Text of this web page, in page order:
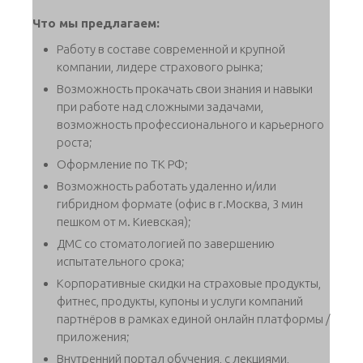
Что мы предлагаем:
Работу в составе современной и крупной
компании, лидере страхового рынка;
Возможность прокачать свои знания и навыки
при работе над сложными задачами,
возможность профессионального и карьерного
роста;
Оформление по ТК РФ;
Возможность работать удаленно и/или
гибридном формате (офис в г.Москва, 3 мин
пешком от м. Киевская);
ДМС со стоматологией по завершению
испытательного срока;
Корпоративные скидки на страховые продукты,
фитнес, продукты, купоны и услуги компаний
партнёров в рамках единой онлайн платформы /
приложения;
Внутренний портал обучения, с лекциями,